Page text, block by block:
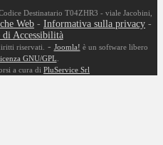
Destinatario T04ZHR3 - viale Jacobini,
Web - Informativa sulla privacy -
Accessibilità
riservati. - Joomla! è un software libero
GNU/GPL
a cura di PluService Srl